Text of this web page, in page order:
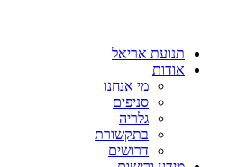
תנועת אריאל
אודות
מי אנחנו
סניפים
גלריה
בתקשורת
דרושים